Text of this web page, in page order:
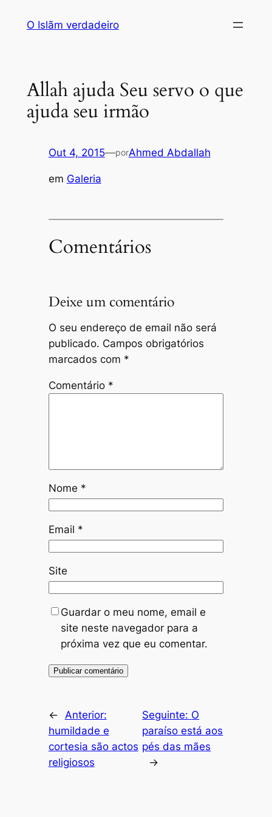
O Islãm verdadeiro
Allah ajuda Seu servo o que
ajuda seu irmão
Out 4, 2015—porAhmed Abdallah
em Galeria
Comentários
Deixe um comentário
O seu endereço de email não será
publicado. Campos obrigatórios
marcados com *
Comentário *
Nome *
Email *
Site
Guardar o meu nome, email e
site neste navegador para a
próxima vez que eu comentar.
←
Anterior:
humildade e
cortesia são actos
religiosos
Seguinte:
paraíso está aos
pés das mães
→